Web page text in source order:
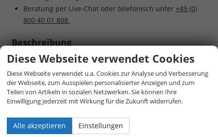
Beratung per Live-Chat oder telefonisch unter +49 (0)
800 40 01 808
Beschreibung
Hinweis zur Serienausstattung:Die
Serienausstattung entspricht in weiten
Teilen dem deutschen Modell – oft sogar
mit weiteren Extras inklusive. Aus
Platzgründen ist nur ein Auszug
dargestellt. Für Details kontaktieren Sie
Diese Webseite verwendet Cookies
Diese Webseite verwendet u.a. Cookies zur Analyse und Verbesserung
der Webseite, zum Ausspielen personalisierter Anzeigen und zum
Teilen von Artikeln in sozialen Netzwerken. Sie können Ihre
Einwilligung jederzeit mit Wirkung für die Zukunft widerrufen.
Alle akzeptieren Einstellungen